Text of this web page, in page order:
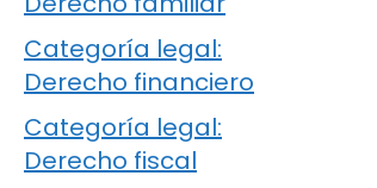
Categoría legal:
Derecho financiero
Categoría legal:
Derecho fiscal